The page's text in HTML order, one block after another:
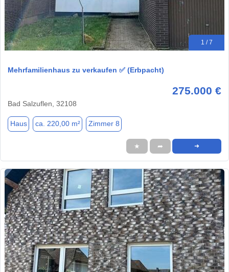
1 / 7
Mehrfamilienhaus zu verkaufen ✅ (Erbpacht)
275.000 €
Bad Salzuflen, 32108
Haus ca. 220,00 m² Zimmer 8
★ ➦ ➜